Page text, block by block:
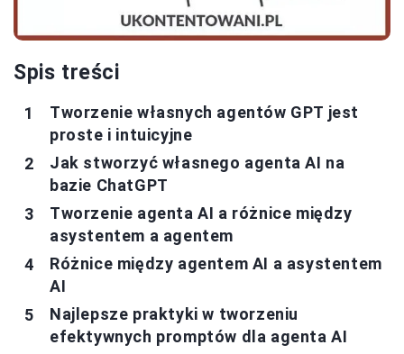
Spis treści
Tworzenie własnych agentów GPT jest
proste i intuicyjne
Jak stworzyć własnego agenta AI na
bazie ChatGPT
Tworzenie agenta AI a różnice między
asystentem a agentem
Różnice między agentem AI a asystentem
AI
Najlepsze praktyki w tworzeniu
efektywnych promptów dla agenta AI